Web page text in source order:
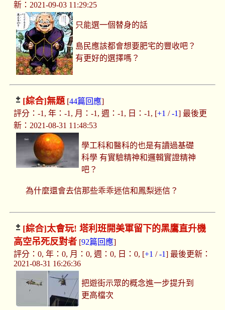
新：2021-09-03 11:29:25
只能選一個替身的話
島民應該都會想要肥宅的豐收吧？
有更好的選擇嗎？
[綜合]無題[44篇回應]
評分：-1, 年：-1, 月：-1, 週：-1, 日：-1, [+1 /-1] 最後更
新：2021-08-31 11:48:53
學工科和醫科的也是有讀過基礎
科學 有實驗精神和邏輯實證精神
吧？
為什麼還會去信那些乖乖迷信和鳳梨迷信？
[綜合]太會玩! 塔利班開美軍留下的黑鷹直升機
高空吊死反對者[92篇回應]
評分：0, 年：0, 月：0, 週：0, 日：0, [+1 /-1] 最後更新：
2021-08-31 16:26:36
把遊街示眾的概念進一步提升到
更高檔次